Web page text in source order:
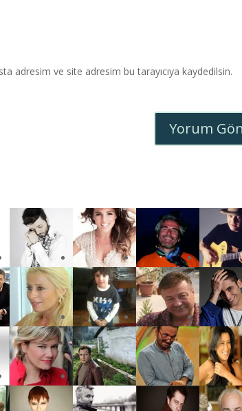
adresim ve site adresim bu tarayıcıya kaydedilsin.